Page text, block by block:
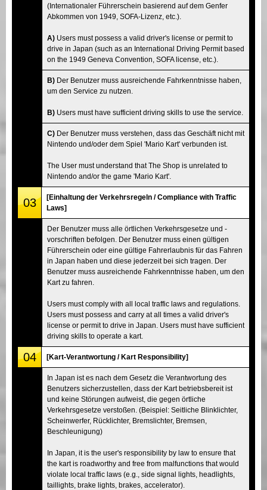
(Internationaler Führerschein basierend auf dem Genfer
Abkommen von 1949, SOFA-Lizenz, etc.).
A) Users must possess a valid driver's license or permit to
drive in Japan (such as an International Driving Permit based
on the 1949 Geneva Convention, SOFA license, etc.).
B) Der Benutzer muss ausreichende Fahrkenntnisse haben,
um den Service zu nutzen.
B) Users must have sufficient driving skills to use the service.
C) Der Benutzer muss verstehen, dass das Geschäft nicht mit
Nintendo und/oder dem Spiel 'Mario Kart' verbunden ist.
The User must understand that The Shop is unrelated to
Nintendo and/or the game 'Mario Kart'.
03
[Einhaltung der Verkehrsregeln / Compliance with Traffic
Laws]
Der Benutzer muss alle örtlichen Verkehrsgesetze und -
vorschriften befolgen. Der Benutzer muss einen gültigen
Führerschein oder eine gültige Fahrerlaubnis für das Fahren
in Japan haben und diese jederzeit bei sich tragen. Der
Benutzer muss ausreichende Fahrkenntnisse haben, um den
Kart zu fahren.
Users must comply with all local traffic laws and regulations.
Users must possess and carry at all times a valid driver's
license or permit to drive in Japan. Users must have sufficient
driving skills to operate a kart.
04 [Kart-Verantwortung / Kart Responsibility]
In Japan ist es nach dem Gesetz die Verantwortung des
Benutzers sicherzustellen, dass der Kart betriebsbereit ist
und keine Störungen aufweist, die gegen örtliche
Verkehrsgesetze verstoßen. (Beispiel: Seitliche Blinklichter,
Scheinwerfer, Rücklichter, Bremslichter, Bremsen,
Beschleunigung)
In Japan, it is the user's responsibility by law to ensure that
the kart is roadworthy and free from malfunctions that would
violate local traffic laws (e.g., side signal lights, headlights,
taillights, brake lights, brakes, accelerator).